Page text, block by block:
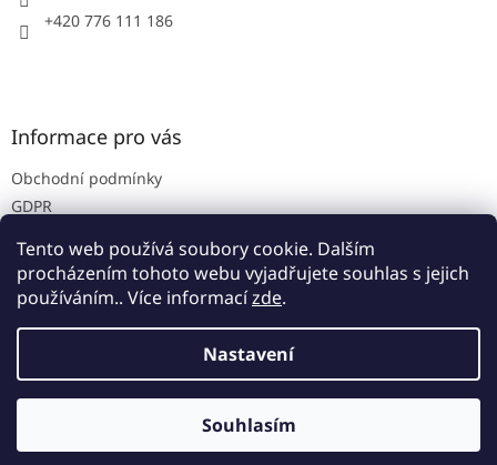
Tento web používá soubory cookie. Dalším
procházením tohoto webu vyjadřujete souhlas s jejich
používáním.. Více informacízde.
Nastavení
Souhlasím
+420 776 111 186
Informace pro vás
Obchodní podmínky
GDPR
Kontakty
Vytvořil Shoptet
Aquamarket. Všechna práva vyhrazena.